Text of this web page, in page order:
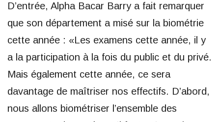
D’entrée, Alpha Bacar Barry a fait remarquer
que son département a misé sur la biométrie
cette année : «Les examens cette année, il y
a la participation à la fois du public et du privé.
Mais également cette année, ce sera
davantage de maîtriser nos effectifs. D’abord,
nous allons biométriser l’ensemble des